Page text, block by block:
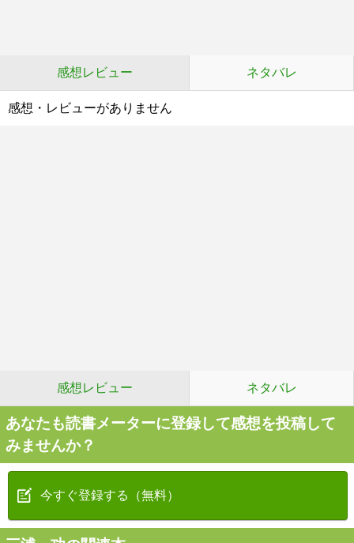
感想レビュー ネタバレ
感想・レビューがありません
感想レビュー ネタバレ
あなたも読書メーターに登録して感想を投稿して
みませんか？
今すぐ登録する（無料）